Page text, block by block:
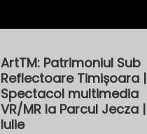
ArtTM: Patrimoniul Sub
Reflectoare Timișoara |
Spectacol multimedia
VR/MR la Parcul Jecza |
Iulie